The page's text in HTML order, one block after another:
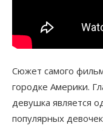
Сюжет самого
городке Америки.
девушка является
популярных